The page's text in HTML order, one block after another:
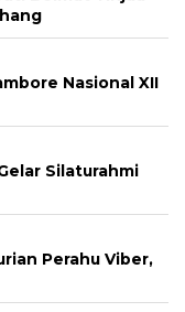
Nasional XII
Silaturahmi
Perahu Viber,